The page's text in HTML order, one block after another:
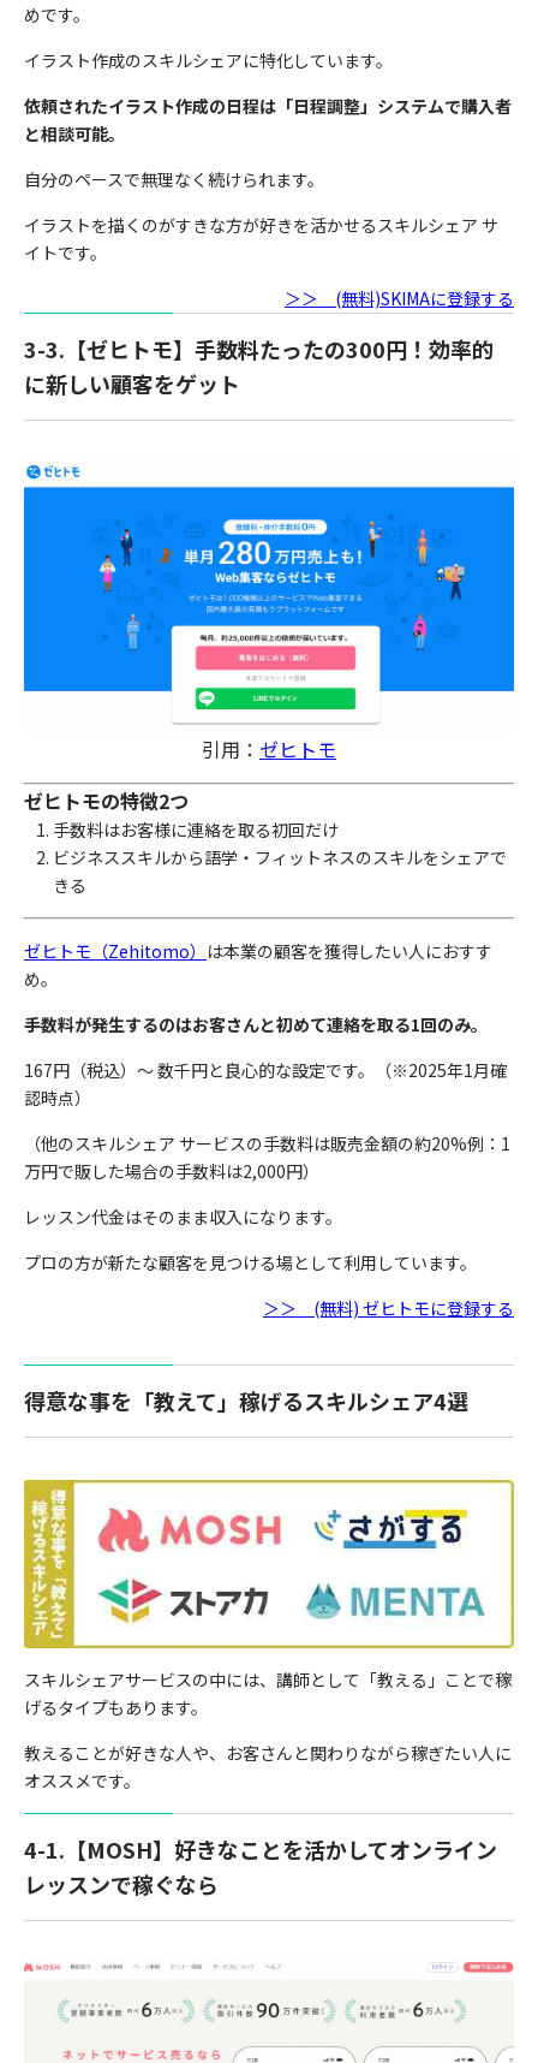
めです。
イラスト作成のスキルシェアに特化しています。
依頼されたイラスト作成の日程は「日程調整」システムで購入者
と相談可能。
自分のペースで無理なく続けられます。
イラストを描くのがすきな方が好きを活かせるスキルシェア サ
イトです。
＞＞ (無料)SKIMAに登録する
3-3.【ゼヒトモ】手数料たったの300円！効率的
に新しい顧客をゲット
引用： ゼヒトモ
ゼヒトモの特徴2つ
手数料はお客様に連絡を取る初回だけ
ビジネススキルから語学・フィットネスのスキルをシェアで
きる
ゼヒトモ（Zehitomo） は本業の顧客を獲得したい人におすす
め。
手数料が発生するのはお客さんと初めて連絡を取る1回のみ。
167円（税込）〜 数千円と良心的な設定です。（※2025年1月確
認時点）
（他のスキルシェア サービスの手数料は販売金額の約20%例：1
万円で販した場合の手数料は2,000円）
レッスン代金はそのまま収入になります。
プロの方が新たな顧客を見つける場として利用しています。
＞＞ (無料) ゼヒトモに登録する
得意な事を「教えて」稼げるスキルシェア4選
スキルシェアサービスの中には、講師として「教える」ことで稼
げるタイプもあります。
教えることが好きな人や、お客さんと関わりながら稼ぎたい人に
オススメです。
4-1.【MOSH】好きなことを活かしてオンライン
レッスンで稼ぐなら